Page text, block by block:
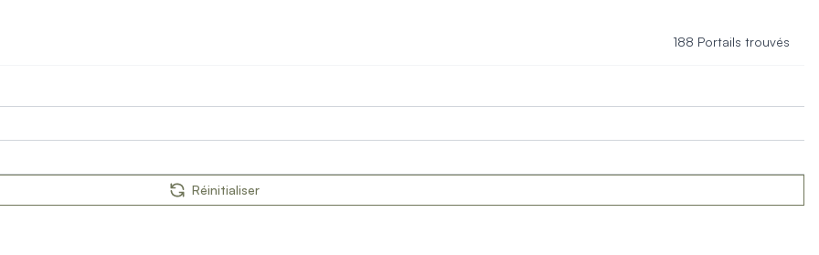
188 Portails trouvés
Réinitialiser